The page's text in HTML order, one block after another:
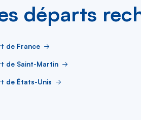
départs
de France
de Saint-Martin
de États-Unis